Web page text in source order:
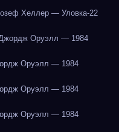
Хеллер — Уловка-22
Оруэлл — 1984
Оруэлл — 1984
Оруэлл — 1984
Оруэлл — 1984